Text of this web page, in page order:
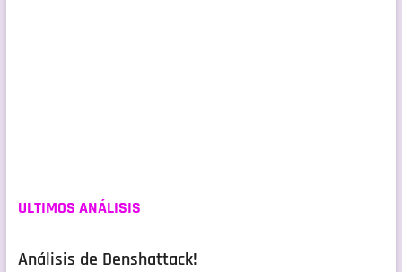
ULTIMOS ANÁLISIS
Análisis de Denshattack!